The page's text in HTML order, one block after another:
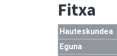
Fitxa
Hauteskundea
Eguna